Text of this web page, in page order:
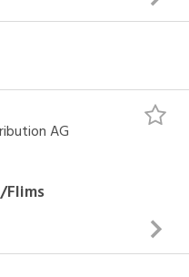
AG